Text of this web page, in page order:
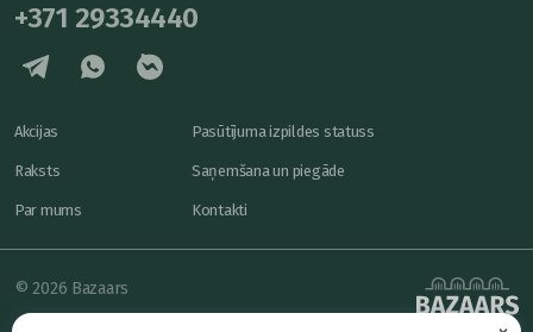
+371 29334440
Akcijas
Raksts
Par mums
Pasūtījuma izpildes statuss
Saņemšana un piegāde
Kontakti
© 2026 Bazaars